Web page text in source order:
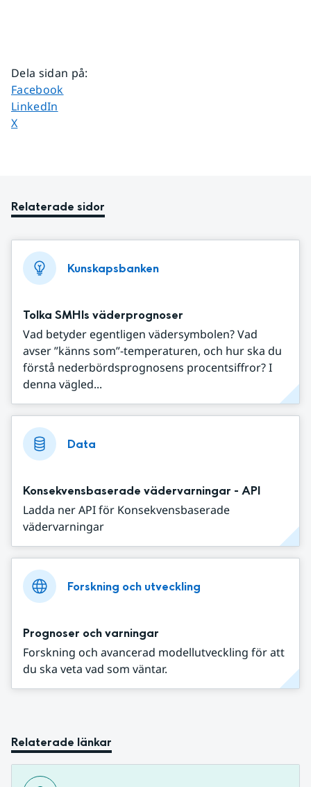
Dela sidan på:
Dela sidan på
Facebook
Dela sidan på
LinkedIn
Dela sidan på
X
Relaterade sidor
Kunskapsbanken
Tolka SMHIs väderprognoser
Vad betyder egentligen vädersymbolen? Vad
avser ”känns som”-temperaturen, och hur ska du
förstå nederbördsprognosens procentsiffror? I
denna vägled...
Data
Konsekvensbaserade vädervarningar - API
Ladda ner API för Konsekvensbaserade
vädervarningar
Forskning och utveckling
Prognoser och varningar
Forskning och avancerad modellutveckling för att
du ska veta vad som väntar.
Relaterade länkar